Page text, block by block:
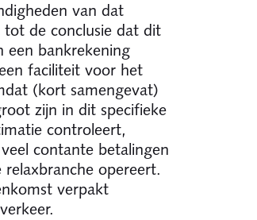
van dat
de conclusie dat dit
een bankrekening
faciliteit voor het
(kort samengevat)
zijn in dit specifieke
controleert,
contante betalingen
opereert.
verpakt